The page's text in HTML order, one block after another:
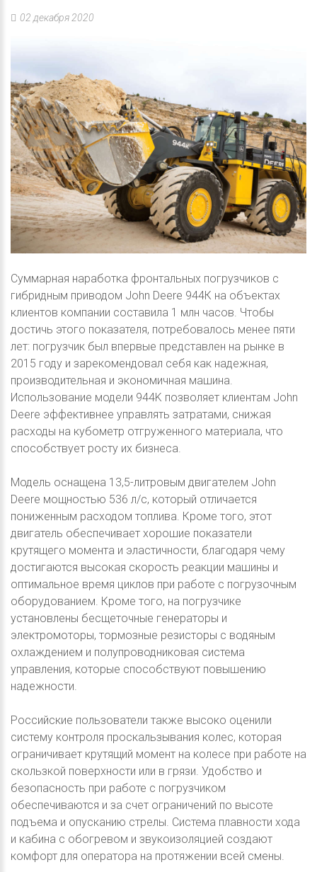
02 декабря 2020
Суммарная наработка фронтальных погрузчиков с
гибридным приводом John Deere 944К на объектах
клиентов компании составила 1 млн часов. Чтобы
достичь этого показателя, потребовалось менее пяти
лет: погрузчик был впервые представлен на рынке в
2015 году и зарекомендовал себя как надежная,
производительная и экономичная машина.
Использование модели 944K позволяет клиентам John
Deere эффективнее управлять затратами, снижая
расходы на кубометр отгруженного материала, что
способствует росту их бизнеса.
Модель оснащена 13,5-литровым двигателем John
Deere мощностью 536 л/с, который отличается
пониженным расходом топлива. Кроме того, этот
двигатель обеспечивает хорошие показатели
крутящего момента и эластичности, благодаря чему
достигаются высокая скорость реакции машины и
оптимальное время циклов при работе с погрузочным
оборудованием. Кроме того, на погрузчике
установлены бесщеточные генераторы и
электромоторы, тормозные резисторы с водяным
охлаждением и полупроводниковая система
управления, которые способствуют повышению
надежности.
Российские пользователи также высоко оценили
систему контроля проскальзывания колес, которая
ограничивает крутящий момент на колесе при работе на
скользкой поверхности или в грязи. Удобство и
безопасность при работе с погрузчиком
обеспечиваются и за счет ограничений по высоте
подъема и опусканию стрелы. Система плавности хода
и кабина с обогревом и звукоизоляцией создают
комфорт для оператора на протяжении всей смены.